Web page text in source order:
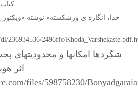
کتاب
236934536/2496ffc/
شگردها امکانها و محدودیتهای بحث
اثر
files/598758230/